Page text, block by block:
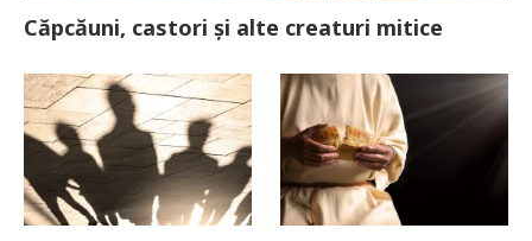
Căpcăuni, castori și alte creaturi mitice